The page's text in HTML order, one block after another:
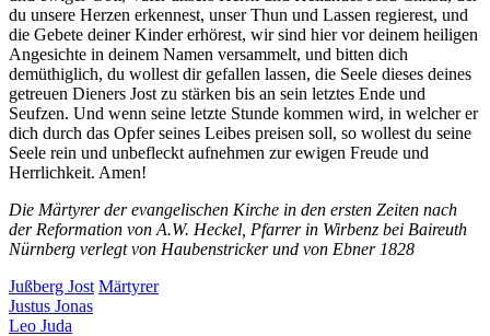
du unsere Herzen erkennest, unser Thun und Lassen regierest, und
die Gebete deiner Kinder erhörest, wir sind hier vor deinem heiligen
Angesichte in deinem Namen versammelt, und bitten dich
demüthiglich, du wollest dir gefallen lassen, die Seele dieses deines
getreuen Dieners Jost zu stärken bis an sein letztes Ende und
Seufzen. Und wenn seine letzte Stunde kommen wird, in welcher er
dich durch das Opfer seines Leibes preisen soll, so wollest du seine
Seele rein und unbefleckt aufnehmen zur ewigen Freude und
Herrlichkeit. Amen!
Die Märtyrer der evangelischen Kirche in den ersten Zeiten nach
der Reformation von A.W. Heckel, Pfarrer in Wirbenz bei Baireuth
Nürnberg verlegt von Haubenstricker und von Ebner 1828
Jußberg Jost Märtyrer
Beitragsnavigation
Justus Jonas
Leo Juda